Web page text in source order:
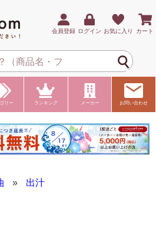
会員登録 ログイン お気に入り カート
リー ランキング メーカー お問い合わせ
» 出汁